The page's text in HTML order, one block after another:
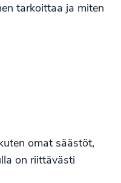
tarkoittaa ja miten
omat säästöt,
on riittävästi